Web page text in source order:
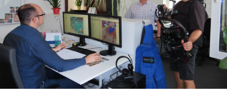
SERVICE
KONTAKT
NEWS
PRÜFING